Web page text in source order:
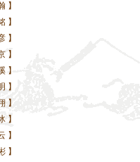
】
】
】
】
】
】
】
】
】
】